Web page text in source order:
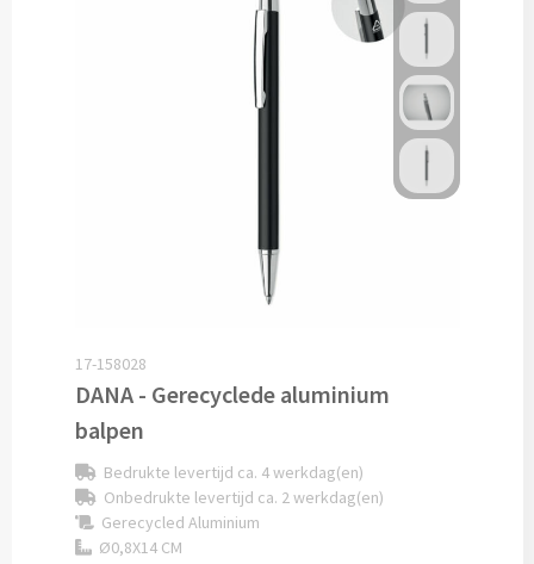
Draadloze powerbanks bedrukken
Solar powerbanks bedrukken
USB oplaadstekkers bedrukken
Reisladers & Reisstekkers bedrukken
USB autoladers
17-158028
DANA - Gerecyclede aluminium
balpen
Bedrukte levertijd ca. 4 werkdag(en)
Onbedrukte levertijd ca. 2 werkdag(en)
Gerecycled Aluminium
Ø0,8X14 CM